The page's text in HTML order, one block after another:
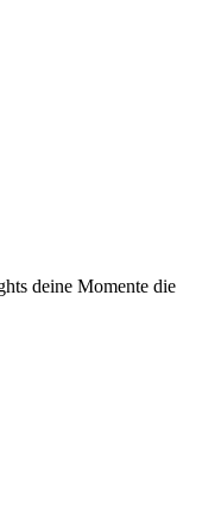
deine Momente die